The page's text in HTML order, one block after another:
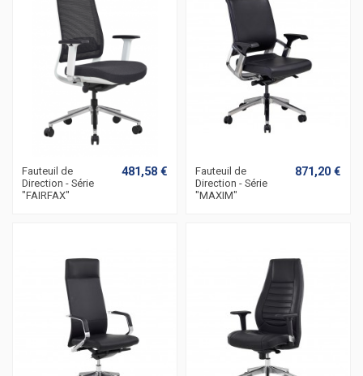
Fauteuil de
Direction - Série
"FAIRFAX"
481,58 €
Fauteuil de
Direction - Série
"MAXIM"
871,20 €